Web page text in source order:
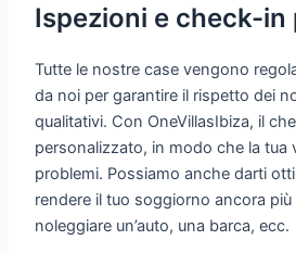
Ispezioni e check-in
Tutte le nostre case vengono
da noi per garantire il rispetto dei
qualitativi. Con OneVillasIbiza, il
personalizzato, in modo che la tua
problemi. Possiamo anche darti
rendere il tuo soggiorno ancora più
noleggiare un’auto, una barca, ecc.